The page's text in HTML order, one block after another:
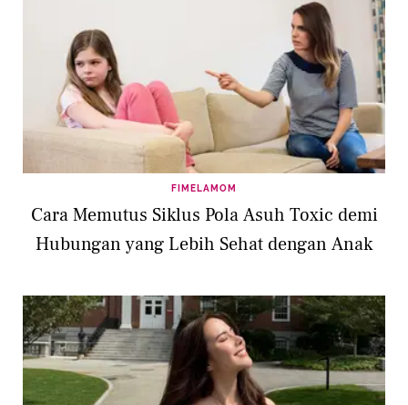
FIMELAMOM
Cara Memutus Siklus Pola Asuh Toxic demi
Hubungan yang Lebih Sehat dengan Anak